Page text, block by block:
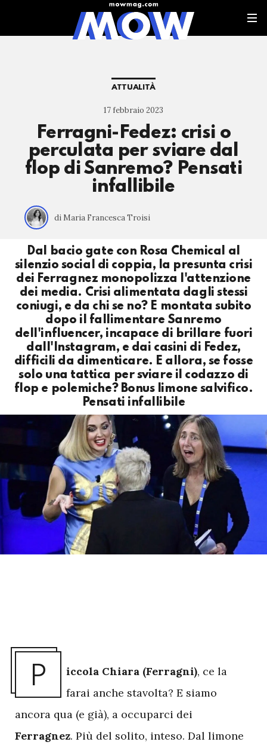
ATTUALITÀ
17 febbraio 2023
Ferragni-Fedez: crisi o
perculata per sviare dal
flop di Sanremo? Pensati
infallibile
di Maria Francesca Troisi
Dal bacio gate con Rosa Chemical al
silenzio social di coppia, la presunta crisi
dei Ferragnez monopolizza l'attenzione
dei media. Crisi alimentata dagli stessi
coniugi, e da chi se no? E montata subito
dopo il fallimentare Sanremo
dell'influencer, incapace di brillare fuori
dall'Instagram, e dai casini di Fedez,
difficili da dimenticare. E allora, se fosse
solo una tattica per sviare il codazzo di
flop e polemiche? Bonus limone salvifico.
Pensati infallibile
P iccola Chiara (Ferragni), ce la
farai anche stavolta? E siamo
ancora qua (e già), a occuparci dei
Ferragnez. Più del solito, inteso. Dal limone